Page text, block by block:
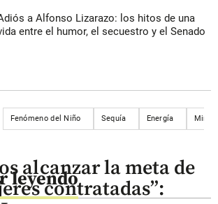
a Alfonso Lizarazo: los hitos de una
entre el humor, el secuestro y el Senado
Fenómeno del Niño Sequía Energía
leyendo
alcanzar la meta de
contratadas”: